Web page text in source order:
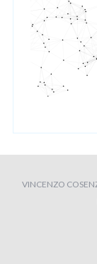
VINCENZO